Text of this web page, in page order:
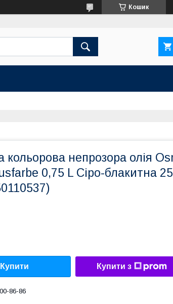
Кошик
кольорова непрозора олія
0,75 L Сіро-блакитна
Купити Купити з
86-86